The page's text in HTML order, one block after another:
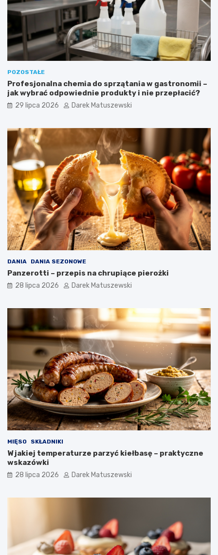
POZOSTAŁE
Profesjonalna chemia do sprzątania w gastronomii –
jak wybrać odpowiednie produkty i nie przepłacić?
29 lipca 2026 Darek Matuszewski
DANIA DANIA SEZONOWE
Panzerotti – przepis na chrupiące pierożki
28 lipca 2026 Darek Matuszewski
MIĘSO SKŁADNIKI
W jakiej temperaturze parzyć kiełbasę – praktyczne
wskazówki
28 lipca 2026 Darek Matuszewski